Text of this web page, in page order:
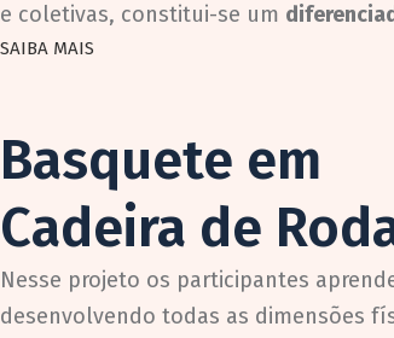
e coletivas, constitui-se um
SAIBA MAIS
Basquete em
Cadeira de
Nesse projeto os participantes
desenvolvendo todas as dimensões